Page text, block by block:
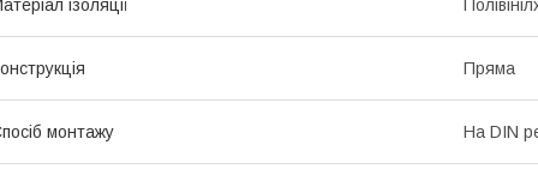
ізоляції
Пряма
монтажу На DIN